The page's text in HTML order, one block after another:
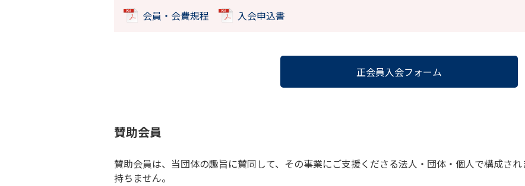
会員・会費規程 入会申込書
正会員入会フォーム
賛助会員
賛助会員は、当団体の趣旨に賛同して、その事業にご支援くださる法人・団体・個人で構成さ
持ちません。